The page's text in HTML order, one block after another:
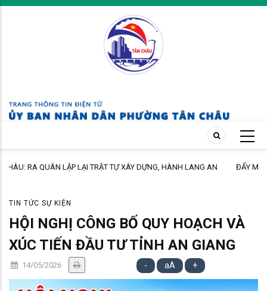
Skip
AN
ĐẨY MẠNH TUYÊN TRUYỀN CHÍNH SÁCH BẢO HIỂM XÃ HỘI TỰ
TIN TỨC SỰ KIỆN
HỘI NGHỊ CÔNG BỐ QUY HOẠCH VÀ
XÚC TIẾN ĐẦU TƯ TỈNH AN GIANG
14/05/2026 - aA +